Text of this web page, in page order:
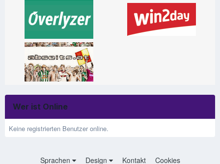
Wer ist Online
Keine registrierten Benutzer online.
Sprachen Design Kontakt Cookies